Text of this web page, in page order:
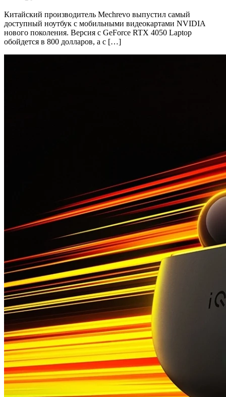
Китайский производитель Mechrevo выпустил самый
доступный ноутбук с мобильными видеокартами NVIDIA
нового поколения. Версия с GeForce RTX 4050 Laptop
обойдется в 800 долларов, а с […]